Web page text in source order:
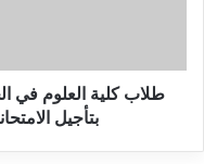
صور
يطالبون
طلاب كلية العلوم في
بتأجيل